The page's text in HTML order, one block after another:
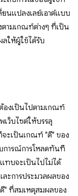
ยนแปลงเลย์เอาต์แบบ
ตามเกณฑ์ต่างๆ ที่เป็น
ให้ผู้ใช้ได้รับ
องเป็นไปตามเกณฑ์
เว็บไซต์ให้บรรลุ
จะเป็นเกณฑ์ "ดี" ของ
การณ์การโหลดทันที
บจะเป็นไปไม่ได้
ละการประมวลผลของ
" ที่สมเหตุสมผลของ